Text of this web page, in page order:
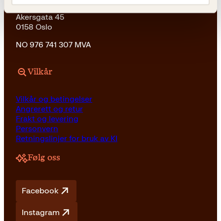
Kagge Forlag AS
Akersgata 45
0158 Oslo
NO 976 741 307 MVA
Vilkår
Vilkår og betingelser
Angrerett og retur
Frakt og levering
Personvern
Retningslinjer for bruk av KI
Følg oss
Facebook
Instagram